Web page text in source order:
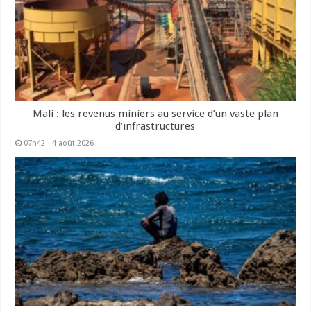
Mali : les revenus miniers au service d’un vaste plan
d’infrastructures
07h42 - 4 août 2026